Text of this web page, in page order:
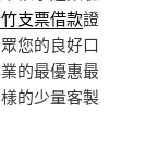
支票借款證
您的良好口
的最優惠最
的少量客製